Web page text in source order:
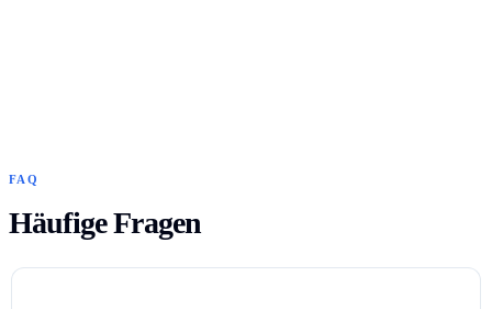
FAQ
Häufige Fragen